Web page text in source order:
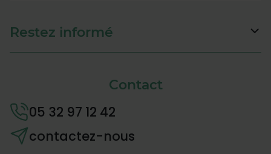
Restez informé
Contact
05 32 97 12 42
contactez-nous